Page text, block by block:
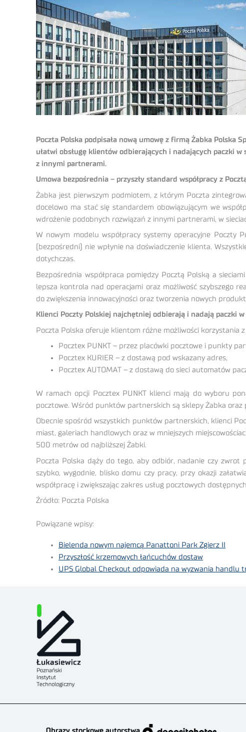
Poczta Polska podpisała nową umowę z firmą Żabka Polska
ułatwi obsługę klientów odbierających i nadających paczki w
z innymi partnerami.
Umowa bezpośrednia – przyszły standard współpracy z
Żabka jest pierwszym podmiotem, z którym Poczta
docelowo ma stać się standardem obowiązującym we
wdrożenie podobnych rozwiązań z innymi partnerami, w
W nowym modelu współpracy systemy operacyjne Poczty
(bezpośredni) nie wpłynie na doświadczenie klienta.
dotychczas.
Bezpośrednia współpraca pomiędzy Pocztą Polską a
lepsza kontrola nad operacjami oraz możliwość szybszego
do zwiększenia innowacyjności oraz tworzenia nowych
Klienci Poczty Polskiej najchętniej odbierają i nadają paczki w
Poczta Polska oferuje klientom różne możliwości korzystania z
Pocztex PUNKT – przez placówki pocztowe i punkty
Pocztex KURIER – z dostawą pod wskazany adres,
Pocztex AUTOMAT – z dostawą do sieci automatów
W ramach opcji Pocztex PUNKT klienci mają do wyboru
pocztowe. Wśród punktów partnerskich są sklepy Żabka oraz
Obecnie spośród wszystkich punktów partnerskich, klienci
miast, galeriach handlowych oraz w mniejszych
500 metrów od najbliższej Żabki.
Poczta Polska dąży do tego, aby odbiór, nadanie czy
szybko, wygodnie, blisko domu czy pracy, przy okazji
współpracę i zwiększając zakres usług pocztowych
Źródło: Poczta Polska
Powiązane wpisy:
Bielenda nowym najemcą Panattoni Park Zgierz II
Przyszłość krzemowych łańcuchów dostaw
UPS Global Checkout odpowiada na wyzwania handlu